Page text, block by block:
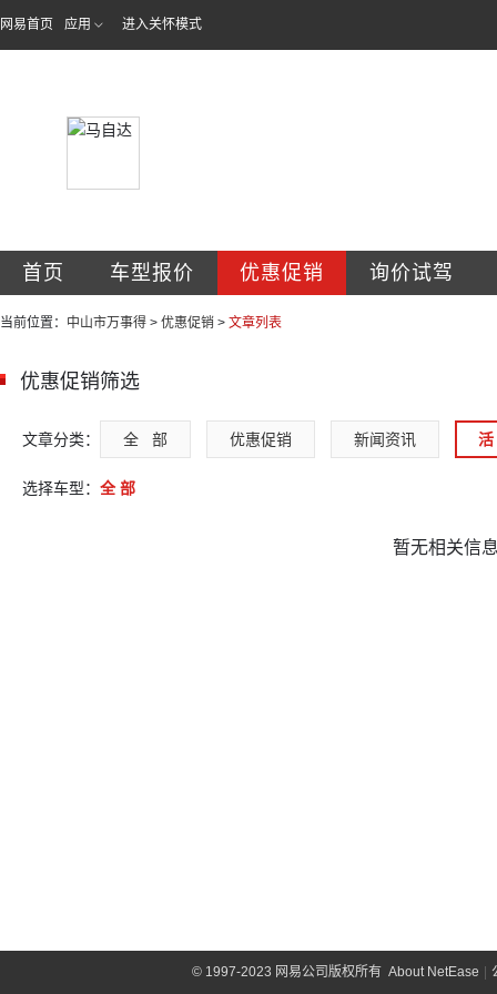
网易首页 应用 进入关怀模式
首页 车型报价 优惠促销 询价试驾
当前位置： 中山市万事得 > 优惠促销 > 文章列表
优惠促销筛选
文章分类： 全   部 优惠促销 新闻资讯 活
选择车型： 全 部
暂无相关信
©1997-2023 网易公司版权所有 About NetEase